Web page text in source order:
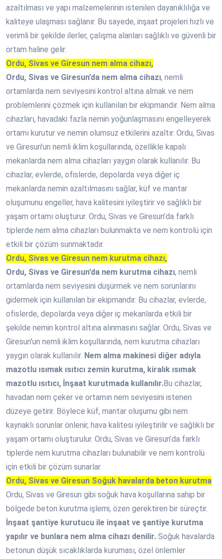
azaltılması ve yapı malzemelerinin istenilen dayanıklılığa ve
kaliteye ulaşması sağlanır. Bu sayede, inşaat projeleri hızlı ve
verimli bir şekilde ilerler, çalışma alanları sağlıklı ve güvenli bir
ortam haline gelir.
Ordu, Sivas ve Giresun nem alma cihazı,
Ordu, Sivas ve Giresun’da nem alma cihazı, nemli
ortamlarda nem seviyesini kontrol altına almak ve nem
problemlerini çözmek için kullanılan bir ekipmandır. Nem alma
cihazları, havadaki fazla nemin yoğunlaşmasını engelleyerek
ortamı kurutur ve nemin olumsuz etkilerini azaltır. Ordu, Sivas
ve Giresun'un nemli iklim koşullarında, özellikle kapalı
mekanlarda nem alma cihazları yaygın olarak kullanılır. Bu
cihazlar, evlerde, ofislerde, depolarda veya diğer iç
mekanlarda nemin azaltılmasını sağlar, küf ve mantar
oluşumunu engeller, hava kalitesini iyileştirir ve sağlıklı bir
yaşam ortamı oluşturur. Ordu, Sivas ve Giresun’da farklı
tiplerde nem alma cihazları bulunmakta ve nem kontrolü için
etkili bir çözüm sunmaktadır.
Ordu, Sivas ve Giresun nem kurutma cihazı,
Ordu, Sivas ve Giresun’da nem kurutma cihazı, nemli
ortamlarda nem seviyesini düşürmek ve nem sorunlarını
gidermek için kullanılan bir ekipmandır. Bu cihazlar, evlerde,
ofislerde, depolarda veya diğer iç mekanlarda etkili bir
şekilde nemin kontrol altına alınmasını sağlar. Ordu, Sivas ve
Giresun'un nemli iklim koşullarında, nem kurutma cihazları
yaygın olarak kullanılır. Nem alma makinesi diğer adıyla
mazotlu ısımak ısıtıcı zemin kurutma, kiralık ısımak
mazotlu ısıtıcı, İnşaat kurutmada kullanılır.Bu cihazlar,
havadan nem çeker ve ortamın nem seviyesini istenen
düzeye getirir. Böylece küf, mantar oluşumu gibi nem
kaynaklı sorunlar önlenir, hava kalitesi iyileştirilir ve sağlıklı bir
yaşam ortamı oluşturulur. Ordu, Sivas ve Giresun’da farklı
tiplerde nem kurutma cihazları bulunabilir ve nem kontrolü
için etkili bir çözüm sunarlar.
Ordu, Sivas ve Giresun Soğuk havalarda beton kurutma
Ordu, Sivas ve Giresun gibi soğuk hava koşullarına sahip bir
bölgede beton kurutma işlemi, özen gerektiren bir süreçtir.
İnşaat şantiye kurutucu ile inşaat ve şantiye kurutma
yapılır ve bunlara nem alma cihazı denilir. Soğuk havalarda
betonun düşük sıcaklıklarda kuruması, özel önlemler